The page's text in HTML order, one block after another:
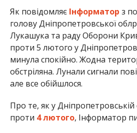
Як повідомляє Інформатор з
голову Дніпропетровської
Лукашука та раду Оборони
проти 5 лютого у
минула спокійно. Жодна
обстріляна. Лунали сигнали
але все обійшлося.
Про те, як у Дніпропетровській
проти 4 лютого, Інформатор